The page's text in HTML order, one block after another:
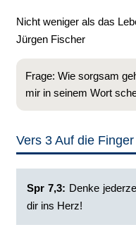
Nicht weniger als das
Jürgen Fischer
Frage: Wie sorgsam
mir in seinem Wort
Vers 3 Auf die
Spr 7,3: Denke
dir ins Herz!